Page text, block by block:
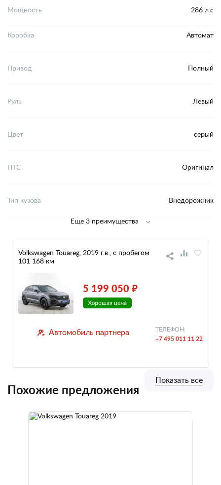
Мощность 286 л.с
Коробка Автомат
Привод Полный
Руль Левый
Цвет серый
ПТС Оригинал
Тип кузова Внедорожник
Еще 3 преимущества
Volkswagen Touareg, 2019 г.в., с пробегом
101 168 км
5 199 050 ₽
Автомобиль партнера ТЕЛЕФОН:
+7 495 011 11 22
Похожие предложения
Показать все